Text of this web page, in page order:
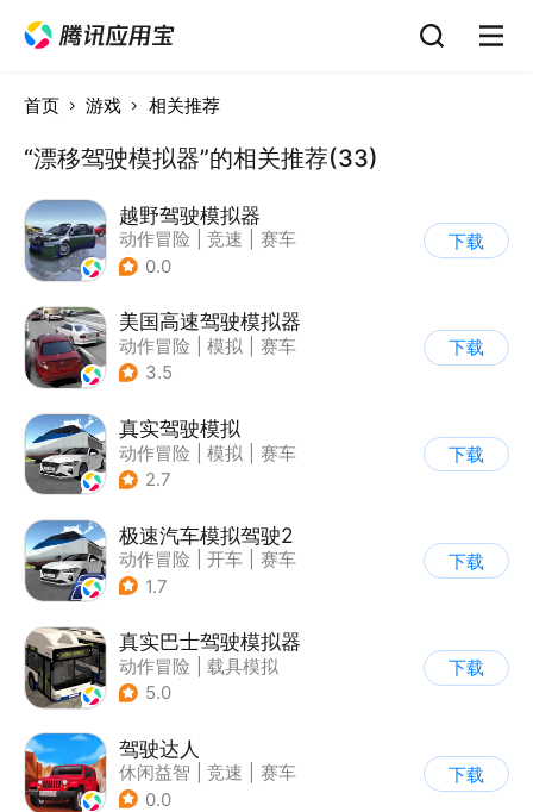
首页 游戏 相关推荐
“漂移驾驶模拟器”的相关推荐(33)
越野驾驶模拟器
动作冒险 竞速
赛车
| 漂移
0.0
下载
美国高速驾驶模拟器
动作冒险 模拟
赛车
| 写实
3.5
下载
真实驾驶模拟
动作冒险 模拟
赛车
| 漂移
2.7
下载
极速汽车模拟驾驶2
动作冒险 开车
赛车
| 漂移
1.7
下载
真实巴士驾驶模拟器
动作冒险
载具模拟
| 汽车
5.0
下载
驾驶达人
休闲益智 竞速
赛车
| 漂移
0.0
下载